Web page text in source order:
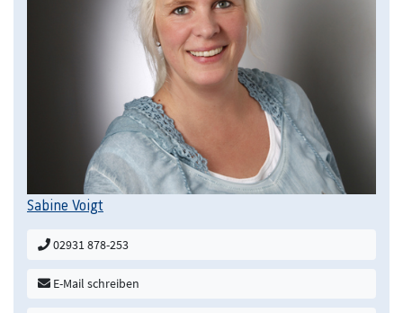
Sabine Voigt
02931 878-253
E-Mail schreiben